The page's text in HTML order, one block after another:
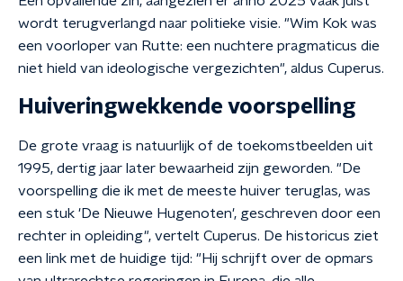
wordt terugverlangd naar politieke visie. "Wim Kok was
een voorloper van Rutte: een nuchtere pragmaticus die
niet hield van ideologische vergezichten", aldus Cuperus.
Huiveringwekkende voorspelling
De grote vraag is natuurlijk of de toekomstbeelden uit
1995, dertig jaar later bewaarheid zijn geworden. "De
voorspelling die ik met de meeste huiver teruglas, was
een stuk 'De Nieuwe Hugenoten', geschreven door een
rechter in opleiding", vertelt Cuperus. De historicus ziet
een link met de huidige tijd: "Hij schrijft over de opmars